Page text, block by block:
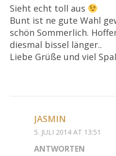
Sieht echt toll aus
Bunt ist ne gute Wahl
schön Sommerlich.
diesmal bissel länger..
Liebe Grüße und viel
JASMIN
5. JULI 2014 AT 13:51
ANTWORTEN